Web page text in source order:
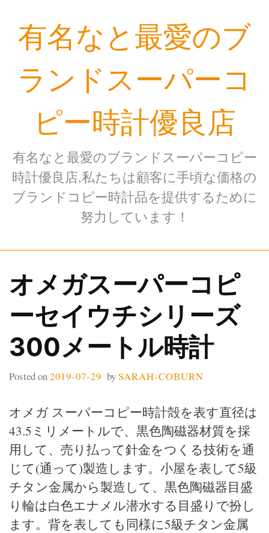
Skip
to有名なと最愛のブ
ランドスーパーコ
ピー時計優良店
有名なと最愛のブランドスーパーコピー
時計優良店,私たちは顧客に手頃な価格の
ブランドコピー時計品を提供するために
努力しています！
オメガスーパーコピ
ーセイウチシリーズ
300メートル時計
Posted on2019-07-29 bySARAH-COBURN
オメガ スーパーコピー時計殻を表す直径は
43.5ミリメートルで、黒色陶磁器材質を採
用して、売り払って針金をつくる技術を通
じて(通って)製造します。小屋を表して5級
チタン金属から製造して、黒色陶磁器目盛
り輪は白色エナメル潜水する目盛りで扮し
ます。背を表しても同様に5級チタン金属